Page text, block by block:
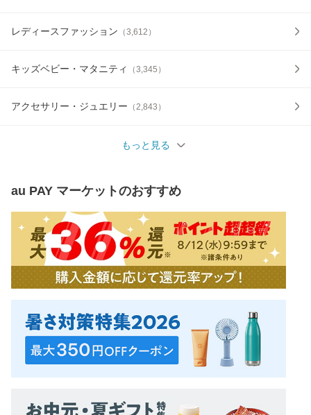
レディースファッション （3,612 ）
キッズベビー・マタニティ （3,345 ）
アクセサリー・ジュエリー （2,843 ）
もっと見る
au PAY マーケットのおすすめ